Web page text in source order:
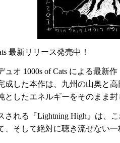
最新リリース発売中！
ュオ 1000s of Cats による最新
成した本作は、九州の山奥と
としたエネルギーをそのまま
される『Lightning High』は、
、そして絶対に聴き流せない一